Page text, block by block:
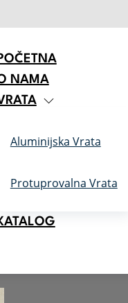
NAMA
Aluminijska Vrata
Protuprovalna Vrata